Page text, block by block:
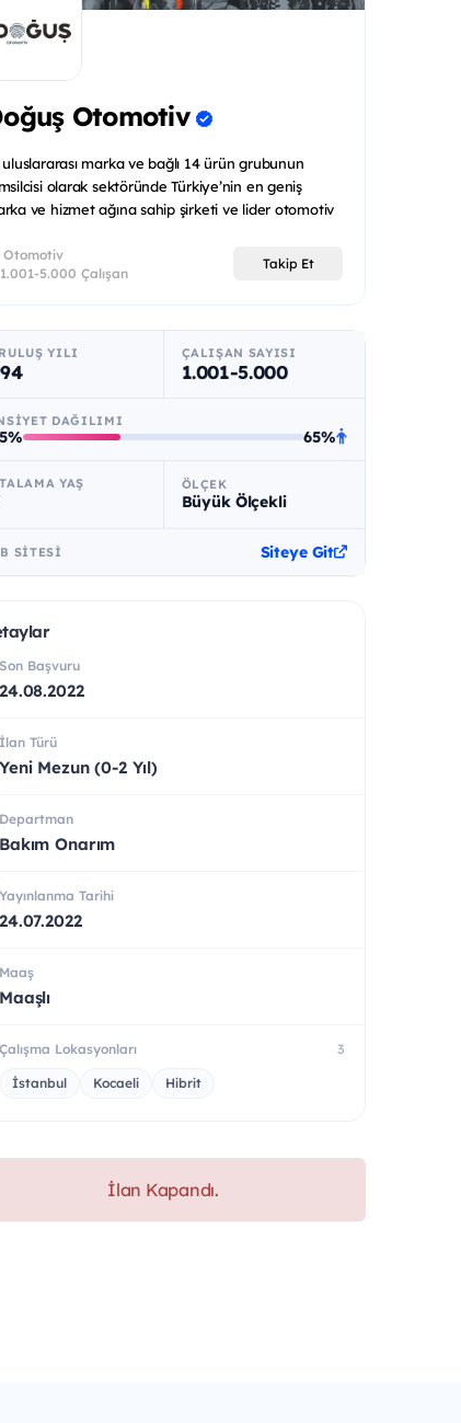
Otomotiv
uluslararası marka ve bağlı 14 ürün grubunun
olarak sektöründe Türkiye’nin en geniş
ve hizmet ağına sahip şirketi ve lider otomotiv
Otomotiv
1.001-5.000 Çalışan
Takip Et
YILI ÇALIŞAN SAYISI
1.001-5.000
DAĞILIMI
65%
YAŞ ÖLÇEK
Büyük Ölçekli
SITESI Siteye Git
Son Başvuru
24.08.2022
İlan Türü
Yeni Mezun (0-2 Yıl)
Departman
Bakım Onarım
Yayınlanma Tarihi
24.07.2022
Maaş
Maaşlı
Çalışma Lokasyonları 3
İstanbul Kocaeli Hibrit
İlan Kapandı.